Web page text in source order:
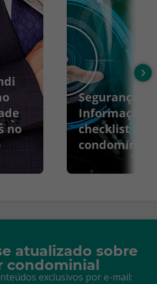
no
Segurança da
Informação:
checklist
condomínios
›
atualizado sobre
condominial
exclusivos por e-mail: